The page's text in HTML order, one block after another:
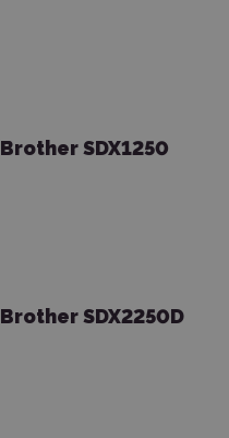
Brother SDX1250
Brother SDX2250D